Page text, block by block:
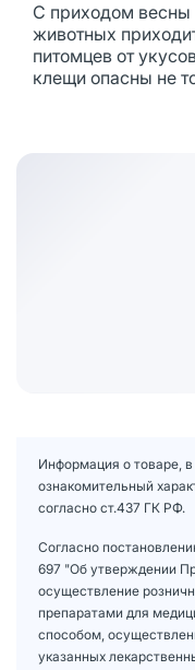
С приходом
животных
питомцев от
клещи опасны не
Информация о товаре,
ознакомительный
согласно ст.437 ГК РФ.
Согласно
697 "Об утверждении
осуществление
препаратами для
способом,
указанных